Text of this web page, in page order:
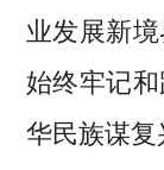
业发展新
始终牢记
华民族谋复